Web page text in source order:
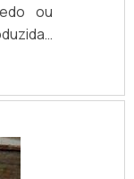
ou
é
de